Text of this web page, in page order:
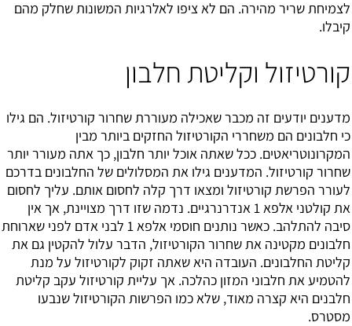
לצמיחת שריר מהירה. הם לא ציפו לאלרגיות המשונות שחלק מהם
קיבלו.
קורטיזול וקליטת חלבון
מדענים יודעים זה מכבר שאכילה מעוררת שחרור קורטיזול. הם גילו
כי חלבונים הם משחררי הקורטיזול החזקים ביותר מבין
המקרונוטריאטים. ככל שאתה אוכל יותר חלבון, כך אתה מעורר יותר
שחרור קורטיזול. המדענים גילו את המסלולים של החלבונים בדרכם
לעורר הפרשת קורטיזול ומצאו דרך קלה לחסום אותם. עליך לחסום
את קולטני אלפא 1 אנדרנרגיים. נדמה שזו דרך מצויינת, אך אין
סיבה להתלהב. כאשר נותנים חוסמי אלפא 1 לבני אדם לפני שארוחת
חלבונים מקטינה את שחרור הקורטיזול, הדבר עלול להקטין גם את
קליטת החלבונים. העובדה היא שאתה זקוק לקורטיזול על מנת
להטמיע את חלבוני המזון כהלכה. אך עליית קורטיזול עקב קליטת
חלבנים היא קצרה מאוד, שלא כמו הפרשות הקורטיזול שנבעו
מסטרס.